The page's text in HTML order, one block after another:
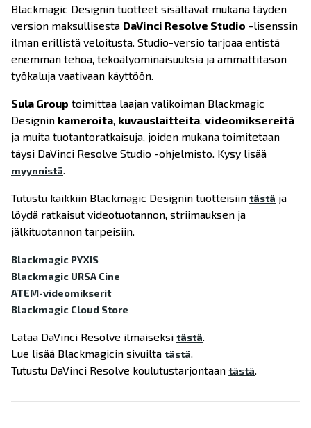
Blackmagic Designin tuotteet sisältävät mukana täyden
version maksullisesta DaVinci Resolve Studio -lisenssin
ilman erillistä veloitusta. Studio-versio tarjoaa entistä
enemmän tehoa, tekoälyominaisuuksia ja ammattitason
työkaluja vaativaan käyttöön.
Sula Group toimittaa laajan valikoiman Blackmagic
Designin kameroita, kuvauslaitteita, videomiksereitä
ja muita tuotantoratkaisuja, joiden mukana toimitetaan
täysi DaVinci Resolve Studio -ohjelmisto. Kysy lisää
myynnistä.
Tutustu kaikkiin Blackmagic Designin tuotteisiin tästä ja
löydä ratkaisut videotuotannon, striimauksen ja
jälkituotannon tarpeisiin.
Blackmagic PYXIS
Blackmagic URSA Cine
ATEM-videomikserit
Blackmagic Cloud Store
Lataa DaVinci Resolve ilmaiseksi tästä.
Lue lisää Blackmagicin sivuilta tästä.
Tutustu DaVinci Resolve koulutustarjontaan tästä.